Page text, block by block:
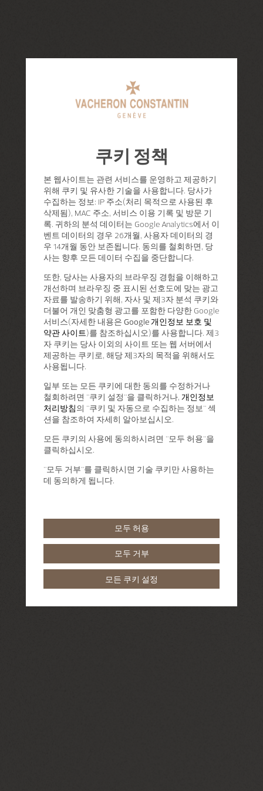
쿠키 정책
본 웹사이트는 관련 서비스를 운영하고 제공하기
위해 쿠키 및 유사한 기술을 사용합니다. 당사가
수집하는 정보: IP 주소(처리 목적으로 사용된 후
삭제됨), MAC 주소, 서비스 이용 기록 및 방문 기
록. 귀하의 분석 데이터는 Google Analytics에서 이
벤트 데이터의 경우 26개월, 사용자 데이터의 경
우 14개월 동안 보존됩니다. 동의를 철회하면, 당
사는 향후 모든 데이터 수집을 중단합니다.
또한, 당사는 사용자의 브라우징 경험을 이해하고
개선하며 브라우징 중 표시된 선호도에 맞는 광고
자료를 발송하기 위해, 자사 및 제3자 분석 쿠키와
더불어 개인 맞춤형 광고를 포함한 다양한 Google
서비스(자세한 내용은 Google 개인정보 보호 및
약관 사이트)를 참조하십시오)를 사용합니다. 제3
자 쿠키는 당사 이외의 사이트 또는 웹 서버에서
제공하는 쿠키로, 해당 제3자의 목적을 위해서도
사용됩니다.
일부 또는 모든 쿠키에 대한 동의를 수정하거나
철회하려면 "쿠키 설정"을 클릭하거나, 개인정보
처리방침의 "쿠키 및 자동으로 수집하는 정보" 섹
션을 참조하여 자세히 알아보십시오.
모든 쿠키의 사용에 동의하시려면 "모두 허용"을
클릭하십시오.
"모두 거부"를 클릭하시면 기술 쿠키만 사용하는
데 동의하게 됩니다.
모두 허용
모두 거부
모든 쿠키 설정